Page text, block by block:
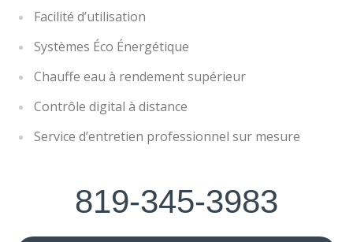
Facilité d’utilisation
Systèmes Éco Énergétique
Chauffe eau à rendement supérieur
Contrôle digital à distance
Service d’entretien professionnel sur mesure
819-345-3983